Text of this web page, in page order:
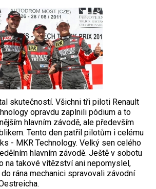
skutečností. Všichni tři piloti Renault
opravdu zaplnili pódium a to
hlavním závodě, ale především
Tento den patřil pilotům i celému
- MKR Technology. Velký sen celého
hlavním závodě. Ještě v sobotu
na takové vítězství ani nepomyslel,
rána mechanici spravovali závodní